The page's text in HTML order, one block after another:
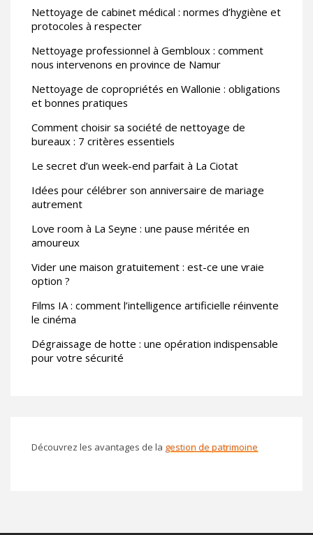
Nettoyage de cabinet médical : normes d’hygiène et
protocoles à respecter
Nettoyage professionnel à Gembloux : comment
nous intervenons en province de Namur
Nettoyage de copropriétés en Wallonie : obligations
et bonnes pratiques
Comment choisir sa société de nettoyage de
bureaux : 7 critères essentiels
Le secret d’un week-end parfait à La Ciotat
Idées pour célébrer son anniversaire de mariage
autrement
Love room à La Seyne : une pause méritée en
amoureux
Vider une maison gratuitement : est-ce une vraie
option ?
Films IA : comment l’intelligence artificielle réinvente
le cinéma
Dégraissage de hotte : une opération indispensable
pour votre sécurité
Découvrez les avantages de la gestion de patrimoine